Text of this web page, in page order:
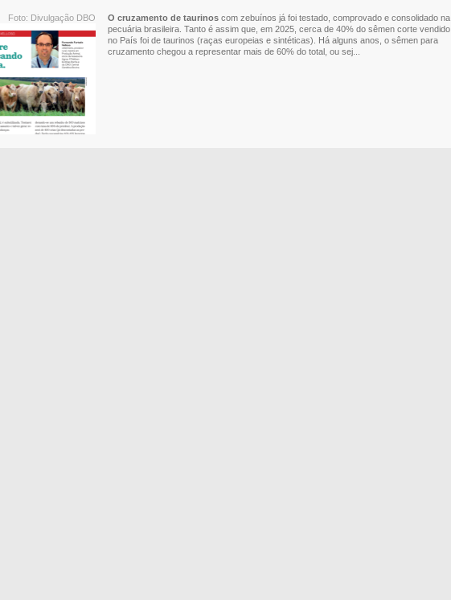
Foto: Divulgação DBO O cruzamento de taurinos com zebuínos já foi testado, comprovado e consolidado na
pecuária brasileira. Tanto é assim que, em 2025, cerca de 40% do sêmen corte vendido
no País foi de taurinos (raças europeias e sintéticas). Há alguns anos, o sêmen para
cruzamento chegou a representar mais de 60% do total, ou sej...